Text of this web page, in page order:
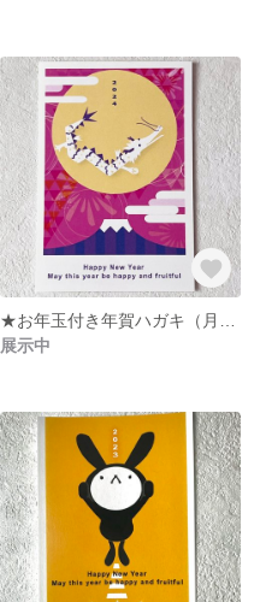
展示中